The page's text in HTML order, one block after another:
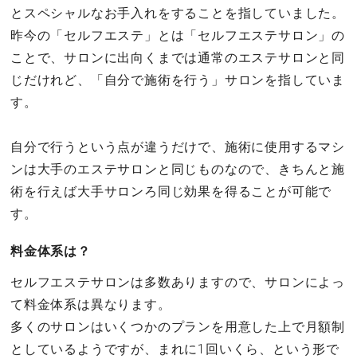
とスペシャルなお手入れをすることを指していました。
昨今の「セルフエステ」とは「セルフエステサロン」の
ことで、サロンに出向くまでは通常のエステサロンと同
じだけれど、「自分で施術を行う」サロンを指していま
す。
自分で行うという点が違うだけで、施術に使用するマシ
ンは大手のエステサロンと同じものなので、きちんと施
術を行えば大手サロンろ同じ効果を得ることが可能で
す。
料金体系は？
セルフエステサロンは多数ありますので、サロンによっ
て料金体系は異なります。
多くのサロンはいくつかのプランを用意した上で月額制
としているようですが、まれに1回いくら、という形で